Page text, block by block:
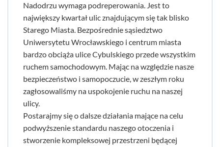
Nadodrzu wymaga podreperowania. Jest to
największy kwartał ulic znajdującym się tak blisko
Starego Miasta. Bezpośrednie sąsiedztwo
Uniwersytetu Wrocławskiego i centrum miasta
bardzo obciąża ulice Cybulskiego przede wszystkim
ruchem samochodowym. Mając na względzie nasze
bezpieczeństwo i samopoczucie, w zeszłym roku
zagłosowaliśmy na uspokojenie ruchu na naszej
ulicy.
Postarajmy się o dalsze działania mające na celu
podwyższenie standardu naszego otoczenia i
stworzenie kompleksowej przestrzeni będącej